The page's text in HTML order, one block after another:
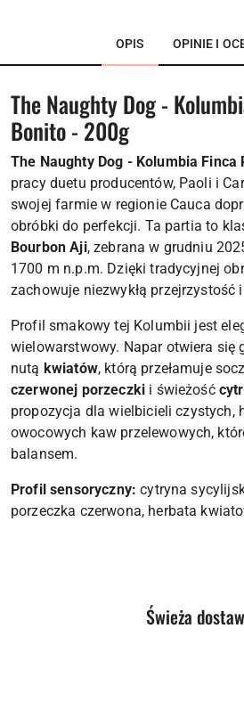
OPIS OPINIE I
The Naughty Dog -
Bonito - 200g
The Naughty Dog - Kolumbia Finca
pracy duetu producentów, Paoli i
swojej farmie w regionie Cauca
obróbki do perfekcji. Ta partia to
Bourbon Aji, zebrana w grudniu
1700 m n.p.m. Dzięki tradycyjnej
zachowuje niezwykłą przejrzystość
Profil smakowy tej Kolumbii jest
wielowarstwowy. Napar otwiera się
nutą kwiatów, którą przełamuje
czerwonej porzeczki i świeżość
propozycja dla wielbicieli czystych,
owocowych kaw przelewowych,
balansem.
Profil sensoryczny: cytryna
porzeczka czerwona, herbata
Pomiń karuzelę produktów
Produkty
Świeża